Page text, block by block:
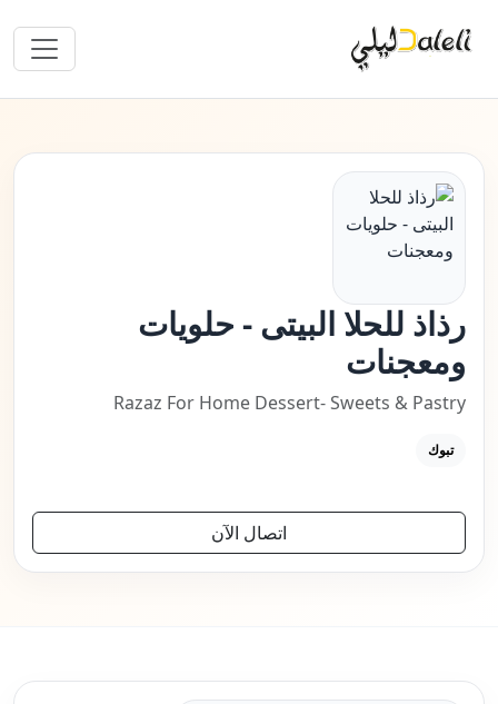
رذاذ للحلا البيتى - حلويات
ومعجنات
Razaz For Home Dessert- Sweets & Pastry
تبوك
اتصال الآن